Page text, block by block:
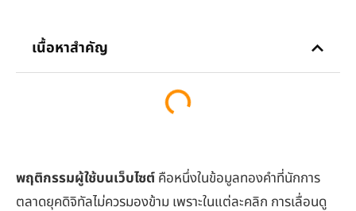
เนื้อหาสำคัญ
พฤติกรรมผู้ใช้บนเว็บไซต์คือหนึ่งในข้อมูลทองคำที่นักการ
ตลาดยุคดิจิทัลไม่ควรมองข้าม เพราะในแต่ละคลิก การเลื่อนดู